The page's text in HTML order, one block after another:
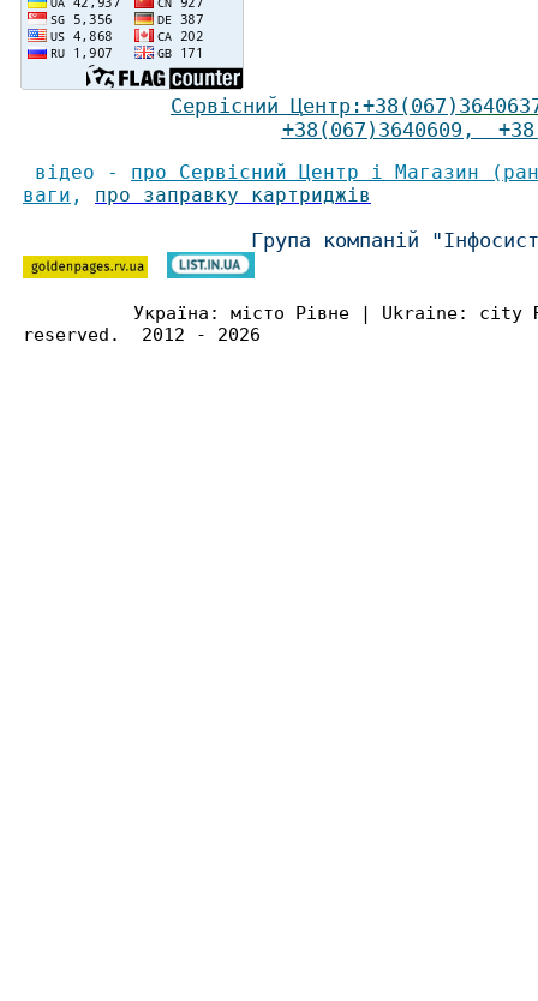
Сервісний Центр :+38(067)
+38(067)3640609 ,
відео - про Сервісний Центр і Магазин
ваги , про заправку картриджів
Група компаній
Україна: місто Рівне | Ukraine:
reserved. 2012 - 2026